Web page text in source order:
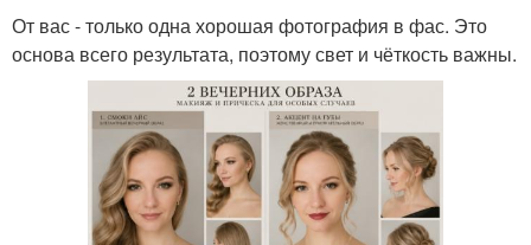
От вас - только одна хорошая фотография в фас. Это
основа всего результата, поэтому свет и чёткость важны.